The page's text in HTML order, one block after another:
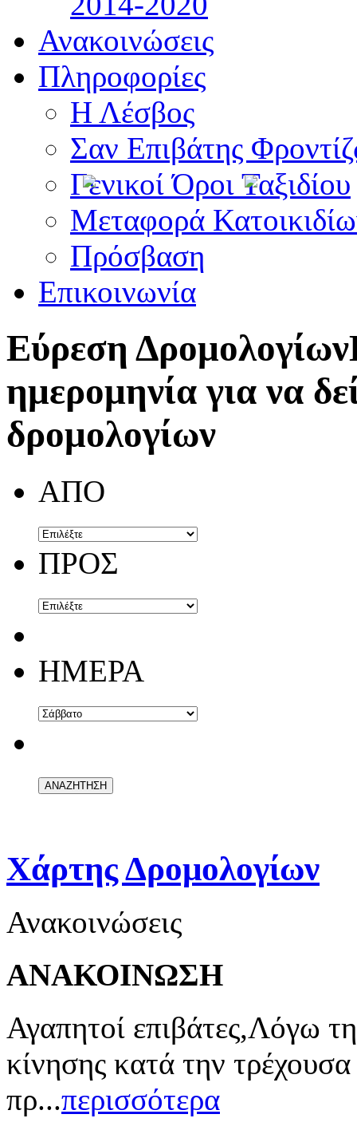
Ανακοινώσεις
Πληροφορίες
Η Λέσβος
Σαν Επιβάτης
Γενικοί Όροι Ταξιδίου
Μεταφορά
Πρόσβαση
Επικοινωνία
Εύρεση Δρομολογίων
ημερομηνία για να
δρομολογίων
ΑΠΟ
ΠΡΟΣ
ΗΜΕΡΑ
Χάρτης Δρομολογίων
Ανακοινώσεις
ΑΝΑΚΟΙΝΩΣΗ
Αγαπητοί επιβάτες,Λόγω
κίνησης κατά την
πρ...περισσότερα